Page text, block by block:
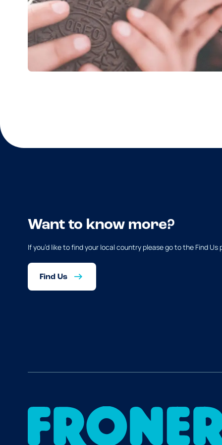
Want to know more?
If you’d like to find your local country please go to the Find Us
Find Us